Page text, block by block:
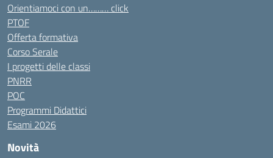
Orientiamoci con un……… click
PTOF
Offerta formativa
Corso Serale
I progetti delle classi
PNRR
POC
Programmi Didattici
Esami 2026
Novità